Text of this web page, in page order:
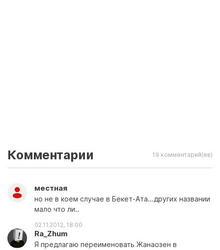
Комментарии 19 комментарий(ев)
местная
но не в коем случае в Бекет-Ата...других названии
мало что ли..
02.11.2012, 18:00
Ra_Zhum
Я предлагаю переименовать Жанаозен в